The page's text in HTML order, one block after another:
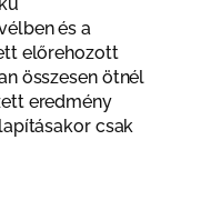
és a
előrehozott
összesen ötnél
eredmény
csak